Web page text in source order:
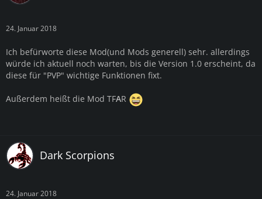
24. Januar 2018
Ich befürworte diese Mod(und Mods generell) sehr. allerdings
würde ich aktuell noch warten, bis die Version 1.0 erscheint, da
diese für "PVP" wichtige Funktionen fixt.
Außerdem heißt die Mod TFAR
Dark Scorpions
24. Januar 2018